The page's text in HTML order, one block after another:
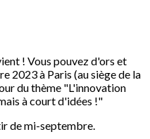
! Vous pouvez d'ors et
2023 à Paris (au siège de la
du thème "L'innovation
à court d'idées !"
de mi-septembre.